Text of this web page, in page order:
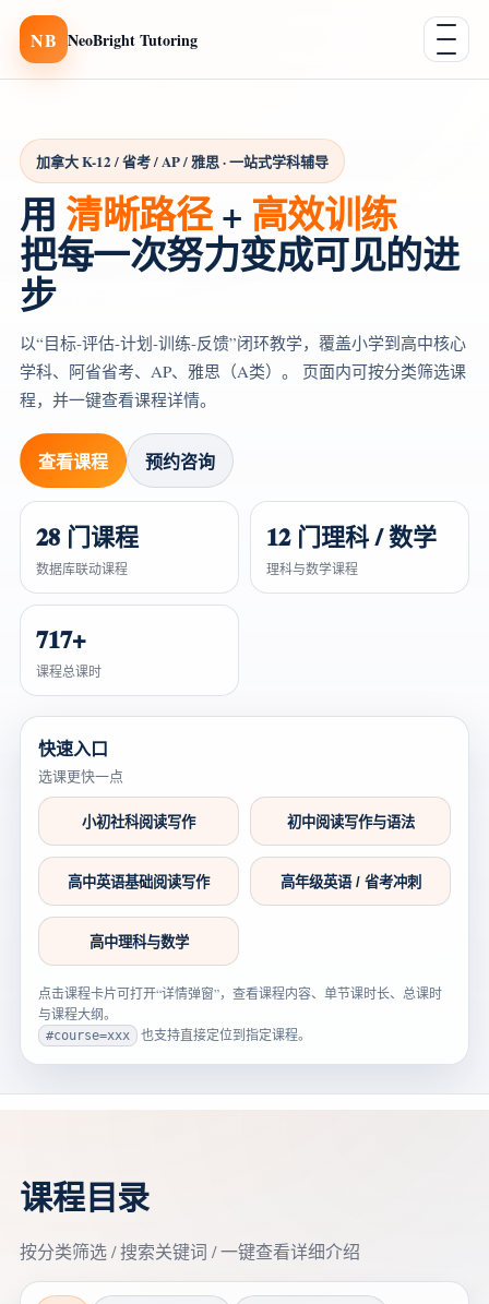
NB NeoBright Tutoring
加拿大 K-12 / 省考 / AP / 雅思 · 一站式学科辅导
用 清晰路径+ 高效训练
把每一次努力变成可见的进
步
以“目标-评估-计划-训练-反馈”闭环教学，覆盖小学到高中核心
学科、阿省省考、AP、雅思（A类）。 页面内可按分类筛选课
程，并一键查看课程详情。
查看课程 预约咨询
28 门课程
数据库联动课程
12 门理科 / 数学
理科与数学课程
717+
课程总课时
快速入口
选课更快一点
小初社科阅读写作 初中阅读写作与语法
高中英语基础阅读写作 高年级英语 / 省考冲刺
高中理科与数学
点击课程卡片可打开“详情弹窗”，查看课程内容、单节课时长、总课时
与课程大纲。
#course=xxx 也支持直接定位到指定课程。
课程目录
按分类筛选 / 搜索关键词 / 一键查看详细介绍